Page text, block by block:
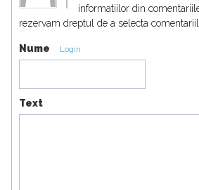
informatiilor din
rezervam dreptul de a selecta
Nume Login
Text